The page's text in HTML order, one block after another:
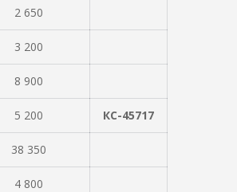
2 650
3 200
8 900
5 200 КС-45717
38 350
4 800